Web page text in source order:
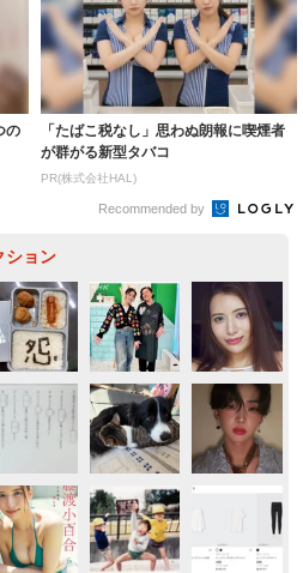
の
「たばこ税なし」思わぬ朗報に喫煙者
が群がる新型タバコ
PR(株式会社HAL)
Recommended by
ション